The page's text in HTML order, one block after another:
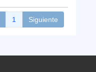
1 Siguiente